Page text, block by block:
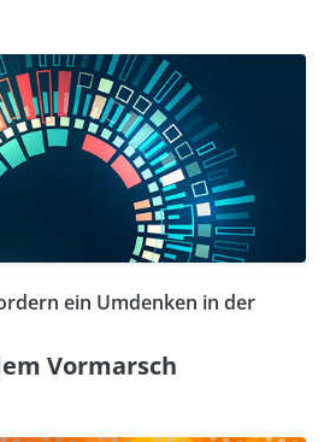
ein Umdenken in der
Vormarsch